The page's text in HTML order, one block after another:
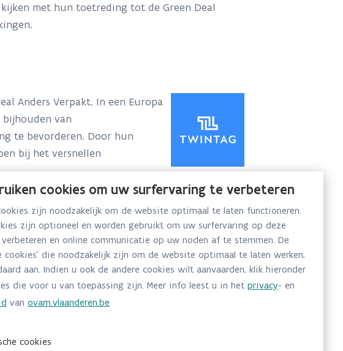
met hun toetreding tot de Green Deal
Anders Verpakt. In een Europa
van
te bevorderen. Door hun
bij het versnellen
Verpakt, wordt de kracht van samenwerking
impact te maken tijdens het laatste jaar van
cookies om uw surfervaring te verbeteren
zijn noodzakelijk om de website optimaal te laten functioneren.
zijn optioneel en worden gebruikt om uw surfervaring op deze
en online communicatie op uw noden af te stemmen. De
cookies' die noodzakelijk zijn om de website optimaal te laten werken,
aan. Indien u ook de andere cookies wilt aanvaarden, klik hieronder
die voor u van toepassing zijn. Meer info leest u in het privacy- en
van ovam.vlaanderen.be
cookies